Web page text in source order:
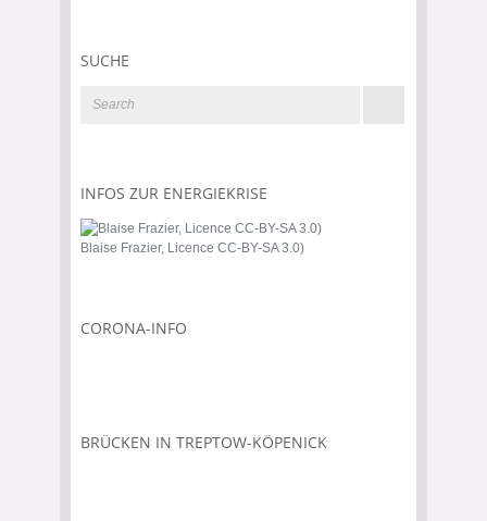
SUCHE
INFOS ZUR ENERGIEKRISE
Blaise Frazier, Licence CC-BY-SA 3.0)
CORONA-INFO
BRÜCKEN IN TREPTOW-KÖPENICK